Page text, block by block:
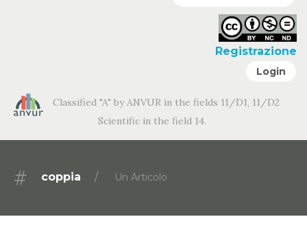
Registrazione
Login
Classified "A" by ANVUR in the fields 11/D1, 11/D2
Scientific in the field 14.
coppia Un Articolo